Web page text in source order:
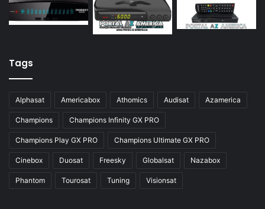
Azamerica Silver GX PRO
Azamerica Silver IPTV
Azbox Like
Azfox
Azgold
Azplus
Azsat
Tags
Alphasat Americabox Athomics Audisat Azamerica
Champions Champions Infinity GX PRO
Champions Play GX PRO Champions Ultimate GX PRO
Cinebox Duosat Freesky Globalsat Nazabox
Phantom Tourosat Tuning Visionsat